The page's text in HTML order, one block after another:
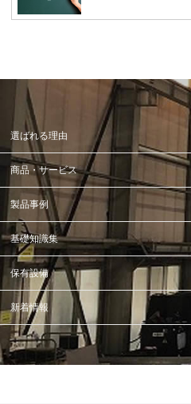
選ばれる理由
商品・サービス
製品事例
基礎知識集
保有設備
新着情報